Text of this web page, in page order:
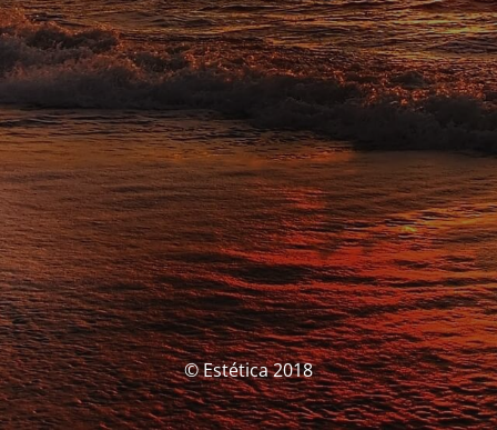
© Estética 2018